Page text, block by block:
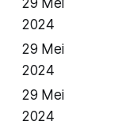
2024
29 Mei
2024
29 Mei
2024